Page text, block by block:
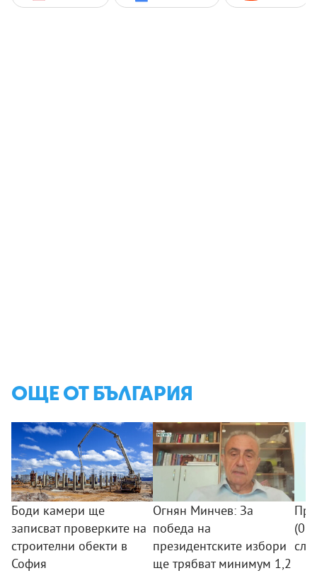
ОЩЕ ОТ БЪЛГАРИЯ
Боди камери ще
записват проверките на
строителни обекти в
София
Огнян Минчев: За
победа на
президентските избори
ще трябват минимум 1,2